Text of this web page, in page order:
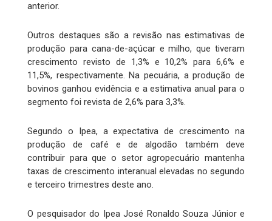
anterior.
Outros destaques são a revisão nas estimativas de
produção para cana-de-açúcar e milho, que tiveram
crescimento revisto de 1,3% e 10,2% para 6,6% e
11,5%, respectivamente. Na pecuária, a produção de
bovinos ganhou evidência e a estimativa anual para o
segmento foi revista de 2,6% para 3,3%.
Segundo o Ipea, a expectativa de crescimento na
produção de café e de algodão também deve
contribuir para que o setor agropecuário mantenha
taxas de crescimento interanual elevadas no segundo
e terceiro trimestres deste ano.
O pesquisador do Ipea José Ronaldo Souza Júnior e